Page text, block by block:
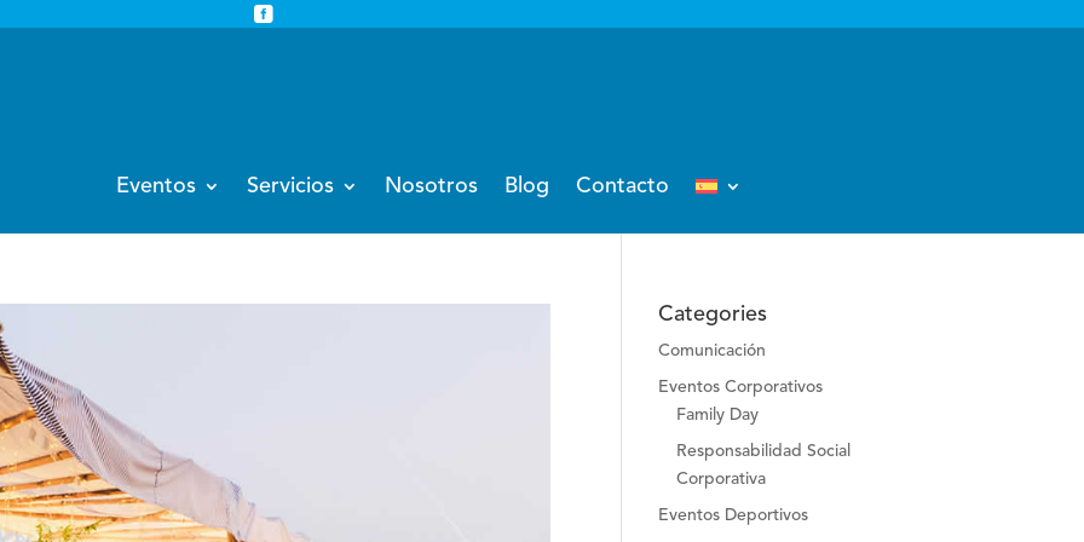

Eventos Servicios Nosotros Blog Contacto
Categories
Comunicación
Eventos Corporativos
Family Day
Responsabilidad Social
Corporativa
Eventos Deportivos